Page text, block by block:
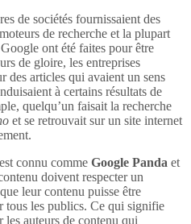
de sociétés fournissaient des
de recherche et la plupart
ont été faites pour être
de gloire, les entreprises
des articles qui avaient un sens
à certains résultats de
quelqu’un faisait la recherche
et se retrouvait sur un site internet
connu comme Google Panda et
doivent respecter un
leur contenu puisse être
tous les publics. Ce qui signifie
les auteurs de contenu qui